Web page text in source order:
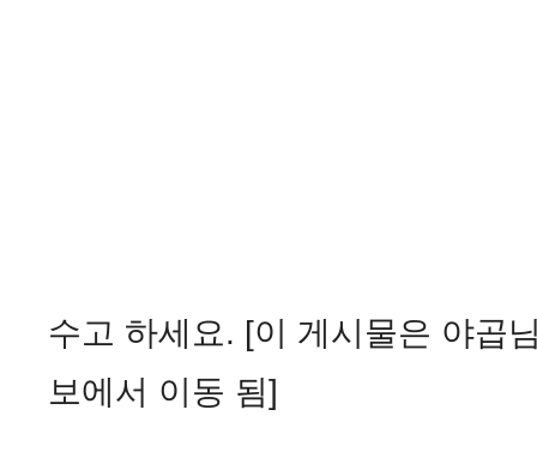
수고 하세요. [이 게시물은 야곱
보에서 이동 됨]